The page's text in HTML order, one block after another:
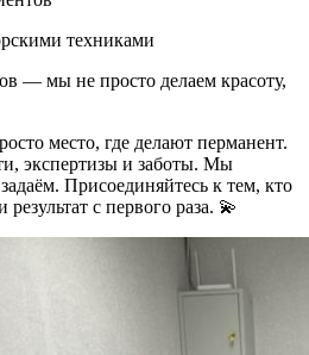
техниками
— мы не просто делаем красоту,
место, где делают перманент.
экспертизы и заботы. Мы
Присоединяйтесь к тем, кто
с первого раза. 💫